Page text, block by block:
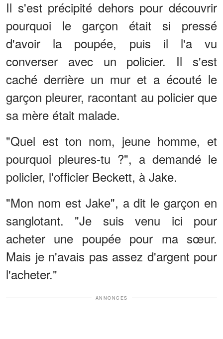
Il s'est précipité dehors pour découvrir
pourquoi le garçon était si pressé
d'avoir la poupée, puis il l'a vu
converser avec un policier. Il s'est
caché derrière un mur et a écouté le
garçon pleurer, racontant au policier que
sa mère était malade.
"Quel est ton nom, jeune homme, et
pourquoi pleures-tu ?", a demandé le
policier, l'officier Beckett, à Jake.
"Mon nom est Jake", a dit le garçon en
sanglotant. "Je suis venu ici pour
acheter une poupée pour ma sœur.
Mais je n'avais pas assez d'argent pour
l'acheter."
ANNONCES